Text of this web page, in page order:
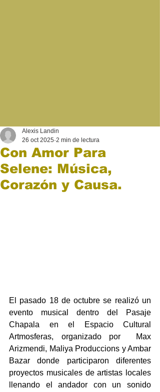
Con Amor Para
Selene: Música,
Corazón y Causa.
Alexis Landin
26 oct 2025 2 min de lectura
El pasado 18 de octubre se realizó un
evento musical dentro del Pasaje
Chapala en el Espacio Cultural
Artmosferas, organizado por  Max
Arizmendi, Maliya Produccions y Ambar
Bazar donde participaron diferentes
proyectos musicales de artistas locales
llenando el andador con un sonido